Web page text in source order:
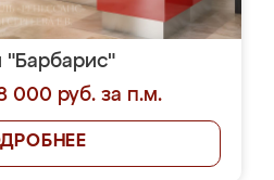
"Барбарис"
000 руб. за п.м.